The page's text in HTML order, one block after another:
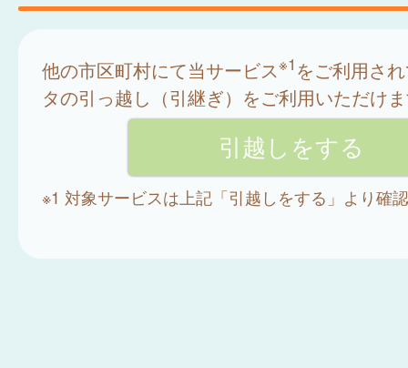
他の市区町村にて当サービス※1 をご利用さ
タの引っ越し（引継ぎ）をご利用いただけ
※1 対象サービスは上記「引越しをする」より確